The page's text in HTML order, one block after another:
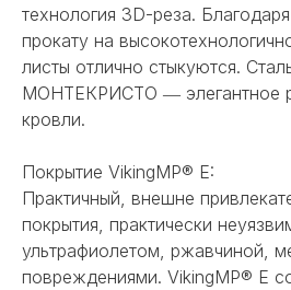
технология 3D-реза.
прокату на
листы отлично стыкуются.
МОНТЕКРИСТО ― элегантное
кровли.
Покрытие VikingMP® E:
Практичный, внешне
покрытия, практически
ультрафиолетом, ржавчиной,
повреждениями. VikingMP® E